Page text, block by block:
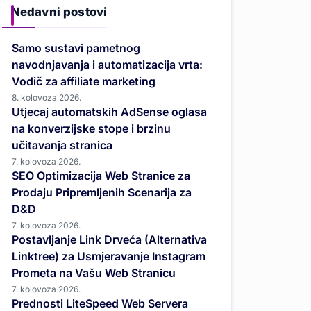
Nedavni postovi
Samo sustavi pametnog
navodnjavanja i automatizacija vrta:
Vodič za affiliate marketing
8. kolovoza 2026.
Utjecaj automatskih AdSense oglasa
na konverzijske stope i brzinu
učitavanja stranica
7. kolovoza 2026.
SEO Optimizacija Web Stranice za
Prodaju Pripremljenih Scenarija za
D&D
7. kolovoza 2026.
Postavljanje Link Drveća (Alternativa
Linktree) za Usmjeravanje Instagram
Prometa na Vašu Web Stranicu
7. kolovoza 2026.
Prednosti LiteSpeed Web Servera